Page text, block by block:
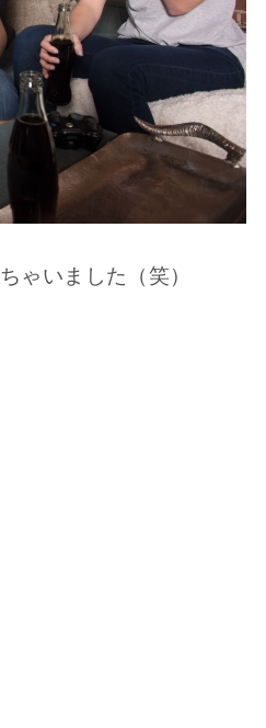
ゃいました（笑）